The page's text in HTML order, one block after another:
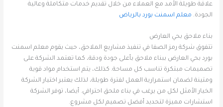
علاقة طويلة الأمد مع العملاء من خلال تقديم خدمات متكاملة وعالية
الجودة. معلم اسمنت بورد بالرياض
بناء ملاحق بحي العارض
تتفوق شركة رمز الصفا في تنفيذ مشاريع الملاحق، حيث يقوم معلم اسمنت
بورد بحي العارض ببناء ملاحق بأعلى جودة ودقة، كما تعتمد الشركة على
تصميمات مبتكرة تناسب كل مساحة. كذلك، يتم استخدام مواد قوية
ومتينة لضمان استمرارية العمل لفترة طويلة، لذلك يعتبر اختيار الشركة
الخيار الأمثل لكل من يرغب في بناء ملحق احترافي. أيضا، توفر الشركة
استشارات مميزة لتحديد أفضل تصميم لكل مشروع.